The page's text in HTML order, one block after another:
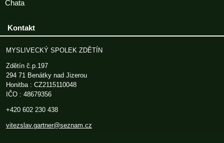
Chata
Kontakt
MYSLIVECKÝ SPOLEK ZDĚTÍN
Zdětín č.p.197
294 71 Benátky nad Jizerou
Honitba : CZ2115110048
IČO : 48679356
+420 602 230 438
vitezslav.gartner@seznam.cz